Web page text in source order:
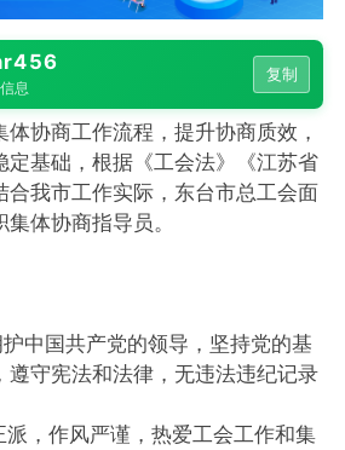
息
复制
协商工作流程，提升协商质效，
定基础，根据《工会法》《江苏省
合我市工作实际，东台市总工会面
体协商指导员。
中国共产党的领导，坚持党的基
遵守宪法和法律，无违法违纪记录
，作风严谨，热爱工会工作和集